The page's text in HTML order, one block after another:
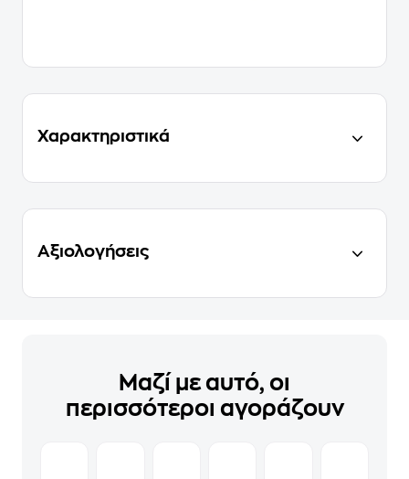
Χαρακτηριστικά
Αξιολογήσεις
Μαζί με αυτό, οι
περισσότεροι αγοράζουν